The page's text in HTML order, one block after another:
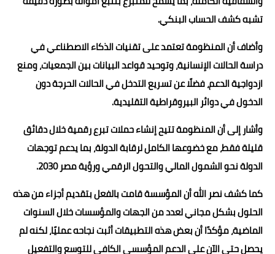
تشبه كشف الحساب البنكي.
وأضاف أن المنظومة تعتمد على تقنيات الذكاء الاصطناعي في
دراسة الحالات الإنسانية، وتوحيد قواعد البيانات بين الجمعيات، ومنع
ازدواجية الدعم، فضلًا عن تسريع التدخل في الحالات الحرجة دون
الدخول في دوائر البيروقراطية التقليدية.
وأشار إلى أن المنظومة تتيح إنشاء حملات تبرع رقمية خلال دقائق
قليلة فقط، مع خضوعها الكامل لرقابة الدولة، بما يدعم توجهات
الدولة نحو الشمول المالي والتحول الرقمي ورؤية مصر 2030.
كما كشف نصر الله أن المؤسسة قامت بالفعل بتقديم أجزاء من هذه
الحلول بشكل مجاني لعدد من الجهات والمؤسسات خلال السنوات
الماضية، مؤكدًا أن بعض هذه التطبيقات أثبت نجاحه عمليًا، لكنه لم
يحصل حتى الآن على الدعم المؤسسي الكافي للتوسع والتفعيل